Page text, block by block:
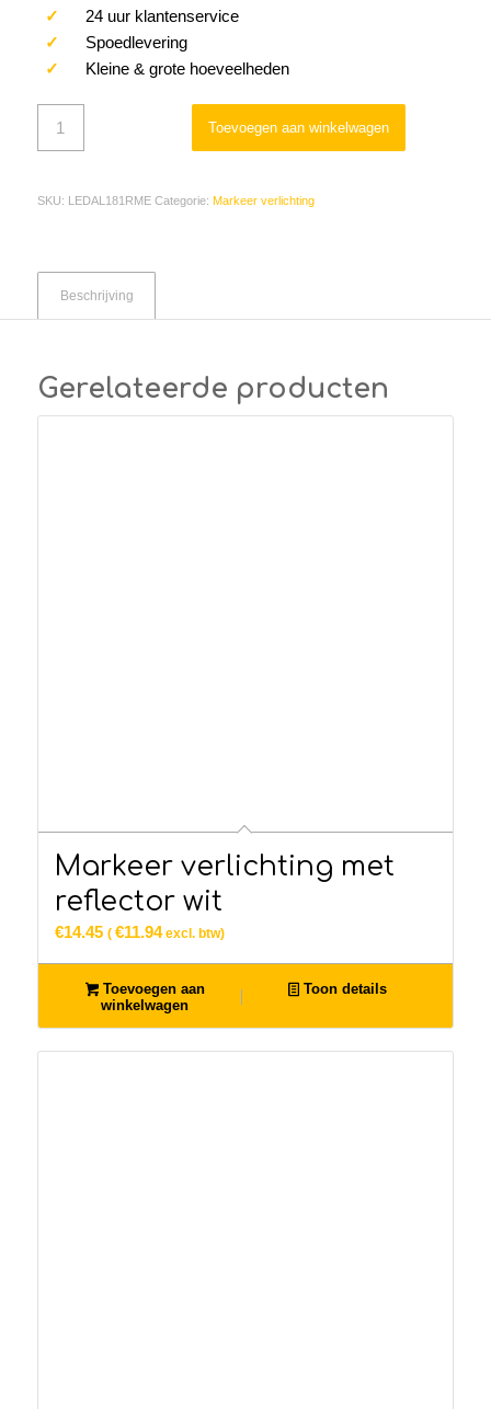
✓ 24 uur klantenservice
✓ Spoedlevering
✓ Kleine & grote hoeveelheden
Toevoegen aan winkelwagen
SKU: LEDAL181RME Categorie: Markeer verlichting
Beschrijving
Gerelateerde producten
Markeer verlichting met
reflector wit
€14.45 ( €11.94excl. btw)
Toevoegen aan
winkelwagen
Toon details